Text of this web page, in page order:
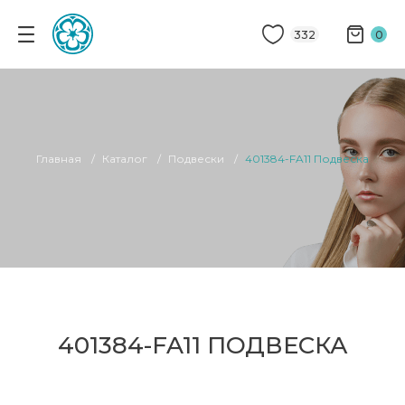
332 0
Главная Каталог Подвески 401384-FA11 Подвеска
401384-FA11 ПОДВЕСКА